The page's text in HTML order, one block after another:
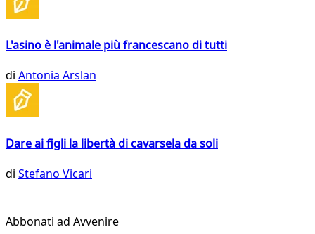
L'asino è l'animale più francescano di tutti
di Antonia Arslan
Dare ai figli la libertà di cavarsela da soli
di Stefano Vicari
Abbonati ad Avvenire